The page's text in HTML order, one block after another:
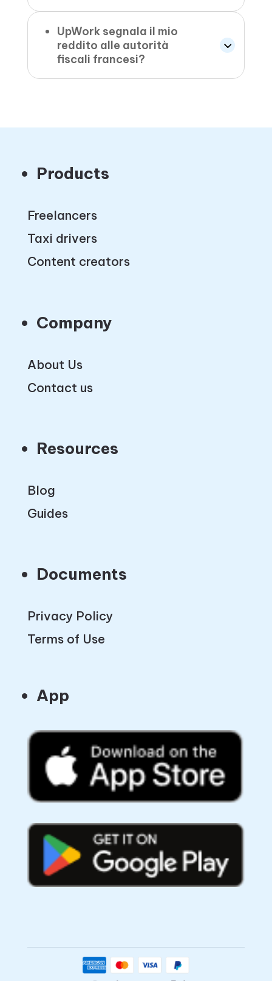
UpWork segnala il mio
reddito alle autorità
fiscali francesi?
Products
Freelancers
Taxi drivers
Content creators
Company
About Us
Contact us
Resources
Blog
Guides
Documents
Privacy Policy
Terms of Use
App